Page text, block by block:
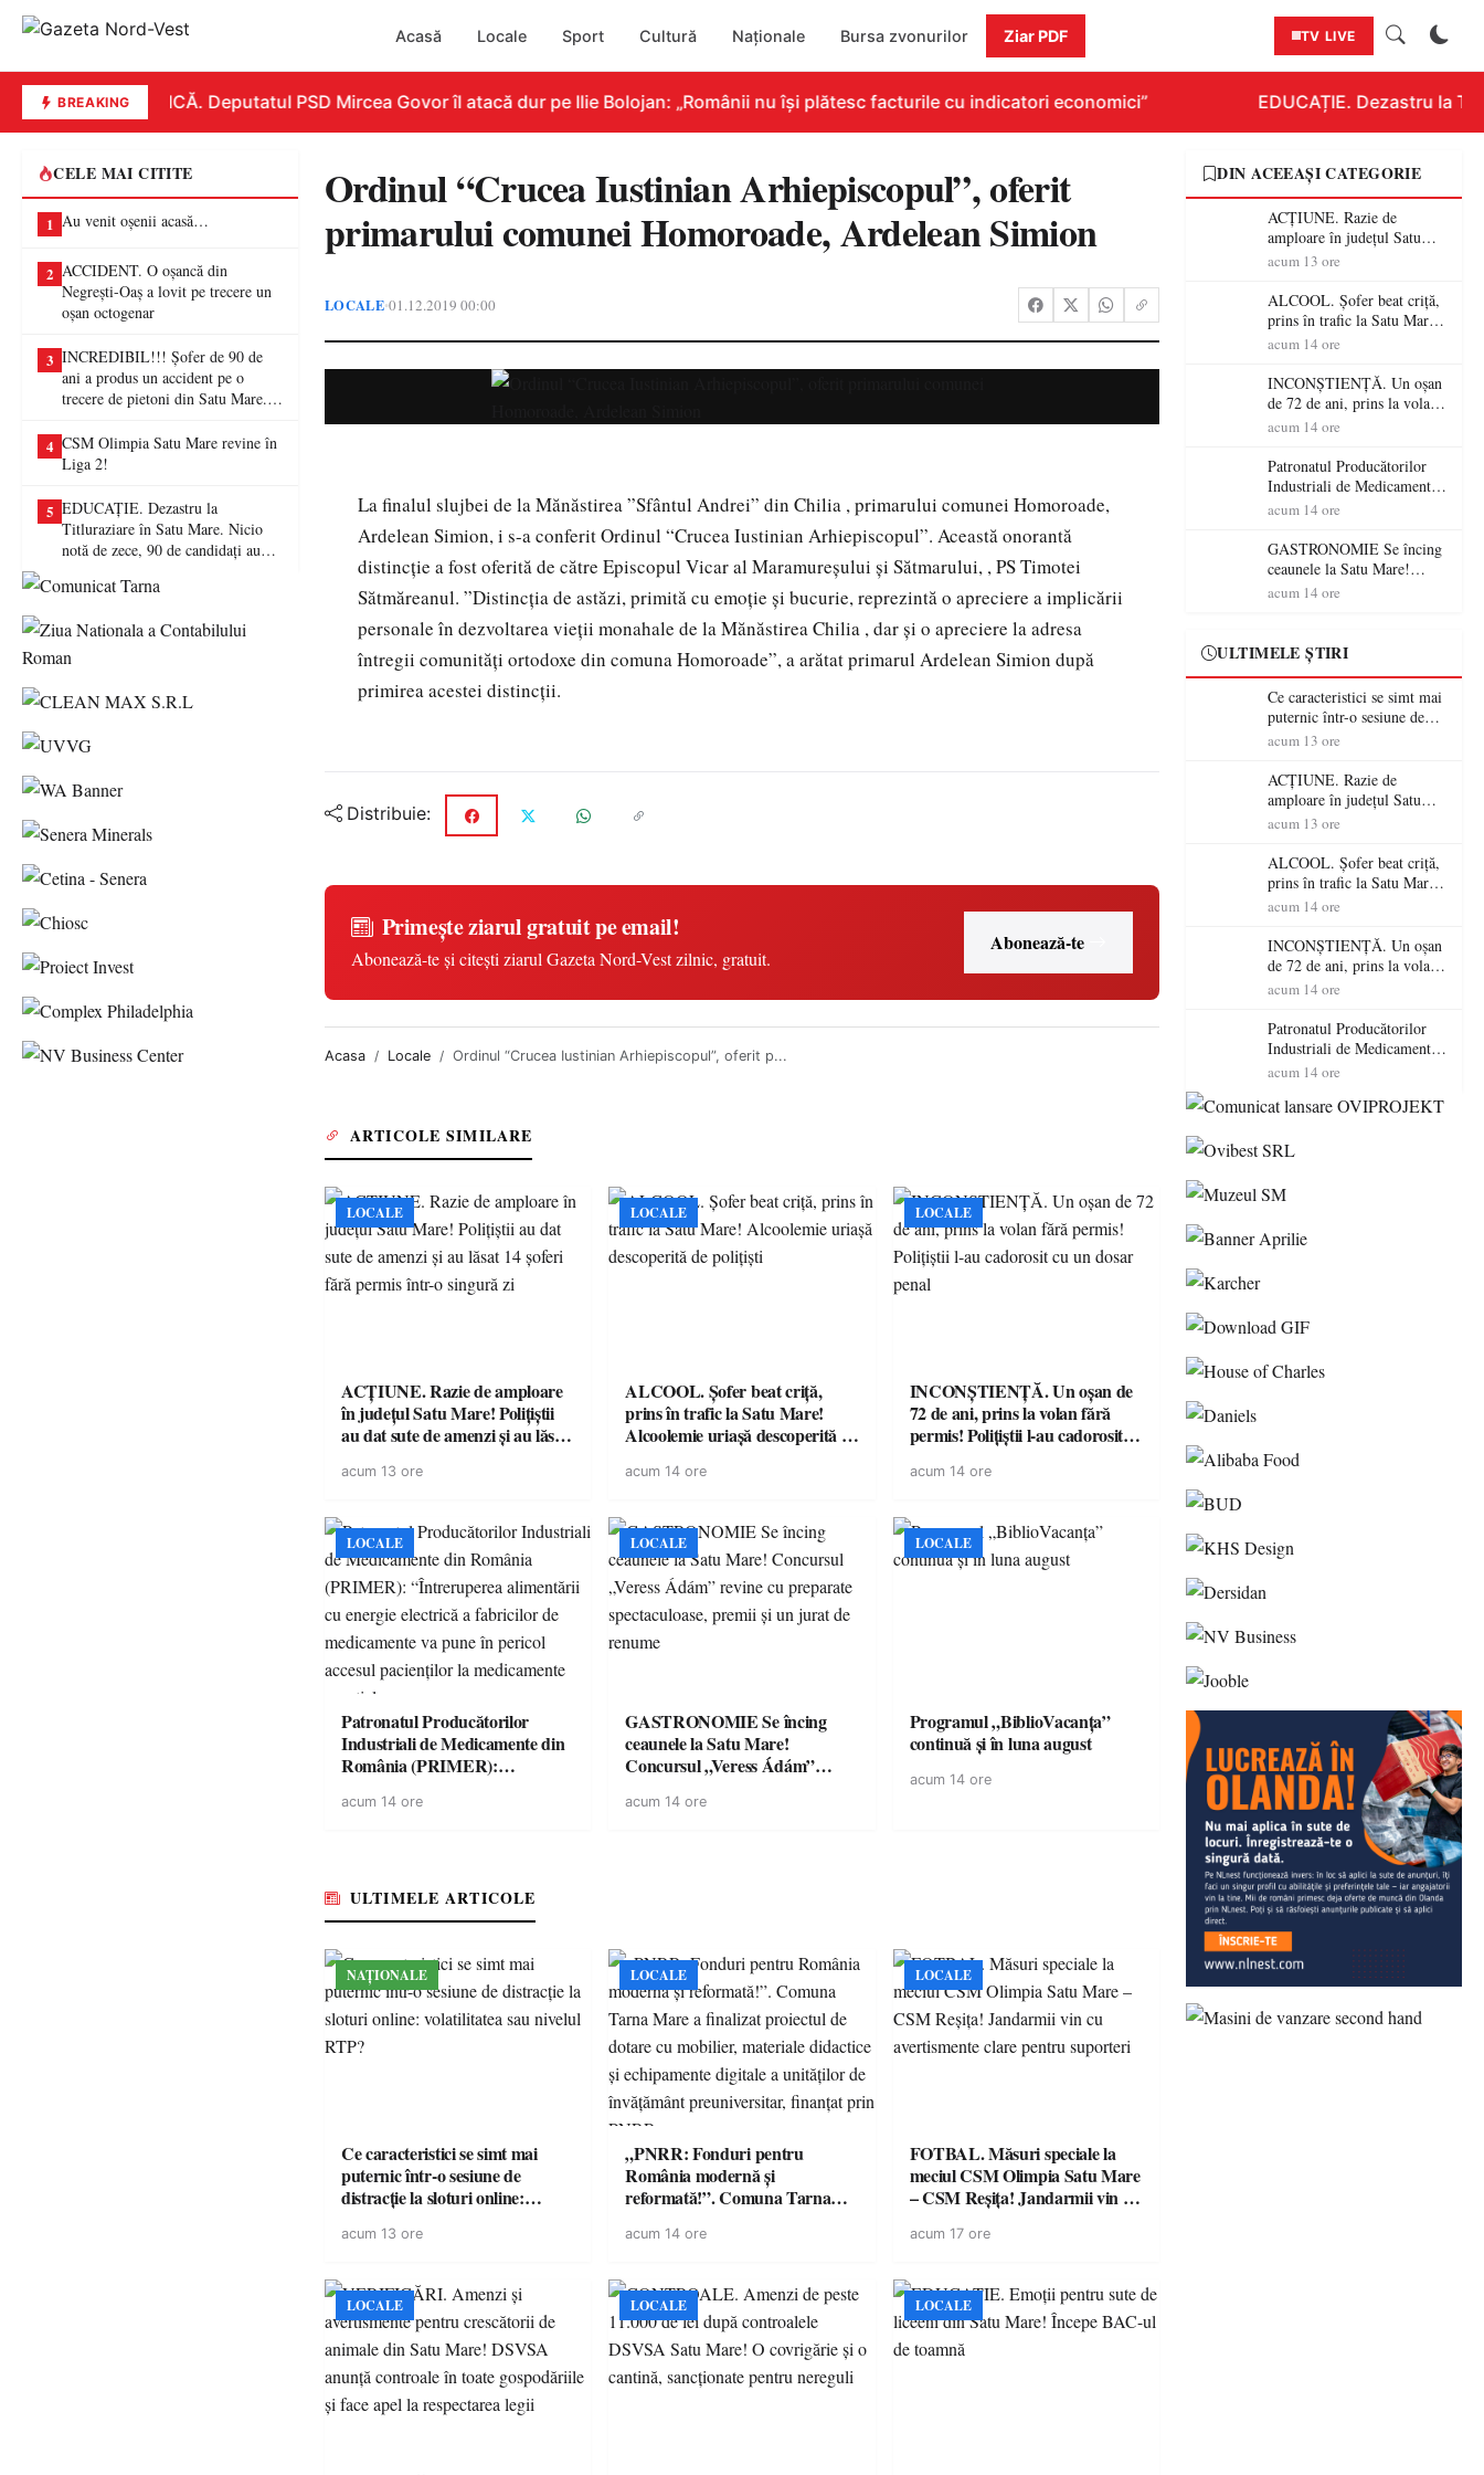
Acasă Locale Sport Cultură Naționale Bursa zvonurilor Ziar PDF TV LIVE
BREAKINGREPLICĂ. Deputatul PSD Mircea Govor îl atacă dur pe Ilie Bolojan: „Românii nu își plătesc facturile cu indicatori economici” EDUCAȚIE. Dezastru la
CELE MAI CITITE
1 Au venit oșenii acasă…
2 ACCIDENT. O oșancă din
Negrești-Oaș a lovit pe trecere un
oșan octogenar
3 INCREDIBIL!!! Șofer de 90 de
ani a produs un accident pe o
trecere de pietoni din Satu Mare. O
4 CSM Olimpia Satu Mare revine în
Liga 2!
5 EDUCAȚIE. Dezastru la
Titluraziare în Satu Mare. Nicio
notă de zece, 90 de candidați au
Ordinul “Crucea Iustinian Arhiepiscopul”, oferit
primarului comunei Homoroade, Ardelean Simion
LOCALE•01.12.2019 00:00
La finalul slujbei de la Mănăstirea ”Sfântul Andrei” din Chilia , primarului comunei Homoroade,
Ardelean Simion, i s-a conferit Ordinul “Crucea Iustinian Arhiepiscopul”. Această onorantă
distincție a fost oferită de către Episcopul Vicar al Maramureșului și Sătmarului, , PS Timotei
Sătmăreanul. ”Distincția de astăzi, primită cu emoție și bucurie, reprezintă o apreciere a implicării
personale în dezvoltarea vieții monahale de la Mănăstirea Chilia , dar și o apreciere la adresa
întregii comunități ortodoxe din comuna Homoroade”, a arătat primarul Ardelean Simion după
primirea acestei distincții.
Distribuie:
Primește ziarul gratuit pe email!
Abonează-te și citești ziarul Gazeta Nord-Vest zilnic, gratuit.
Abonează-te
Acasa Locale Ordinul “Crucea Iustinian Arhiepiscopul”, oferit p...
ARTICOLE SIMILARE
LOCALE
ACȚIUNE. Razie de amploare
în județul Satu Mare! Polițiștii
au dat sute de amenzi și au lăsat
singură zi
acum 13 ore
LOCALE
ALCOOL. Șofer beat criță,
prins în trafic la Satu Mare!
Alcoolemie uriașă descoperită de
acum 14 ore
LOCALE
INCONȘTIENȚĂ. Un oșan de
72 de ani, prins la volan fără
permis! Polițiștii l-au cadorosit
acum 14 ore
LOCALE
Patronatul Producătorilor
Industriali de Medicamente din
România (PRIMER):
energie electrică a fabricilor de
acum 14 ore
LOCALE
GASTRONOMIE Se încing
ceaunele la Satu Mare!
Concursul „Veress Ádám”
spectaculoase, premii și un jurat
acum 14 ore
LOCALE
Programul „BiblioVacanța”
continuă și în luna august
acum 14 ore
ULTIMELE ARTICOLE
NAȚIONALE
Ce caracteristici se simt mai
puternic într-o sesiune de
distracție la sloturi online:
acum 13 ore
LOCALE
„PNRR: Fonduri pentru
România modernă și
reformată!”. Comuna Tarna
dotare cu mobilier, materiale
a unităților de învățământ
preuniversitar, finanțat prin
PNRR
acum 14 ore
LOCALE
FOTBAL. Măsuri speciale la
meciul CSM Olimpia Satu Mare
– CSM Reșița! Jandarmii vin cu
suporteri
acum 17 ore
LOCALE LOCALE LOCALE
DIN ACEEAȘI CATEGORIE
ACȚIUNE. Razie de
amploare în județul Satu
Mare! Polițiștii au dat sute
șoferi fără permis într-o
singură zi
acum 13 ore
ALCOOL. Șofer beat criță,
prins în trafic la Satu Mare!
Alcoolemie uriașă
acum 14 ore
INCONȘTIENȚĂ. Un oșan
de 72 de ani, prins la volan
fără permis! Polițiștii l-au
acum 14 ore
Patronatul Producătorilor
Industriali de Medicamente
din România (PRIMER):
energie electrică a fabricilor
de medicamente va pune în
pericol accesul pacienților la
medicamente esențiale
acum 14 ore
GASTRONOMIE Se încing
ceaunele la Satu Mare!
Concursul „Veress Ádám”
jurat de renume
acum 14 ore
ULTIMELE ȘTIRI
Ce caracteristici se simt mai
puternic într-o sesiune de
distracție la sloturi online:
RTP?
acum 13 ore
ACȚIUNE. Razie de
amploare în județul Satu
Mare! Polițiștii au dat sute
șoferi fără permis într-o
singură zi
acum 13 ore
ALCOOL. Șofer beat criță,
prins în trafic la Satu Mare!
Alcoolemie uriașă
acum 14 ore
INCONȘTIENȚĂ. Un oșan
de 72 de ani, prins la volan
fără permis! Polițiștii l-au
acum 14 ore
Patronatul Producătorilor
Industriali de Medicamente
din România (PRIMER):
energie electrică a fabricilor
pericol accesul pacienților la
acum 14 ore